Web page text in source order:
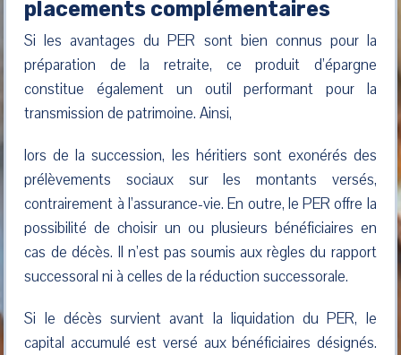
placements complémentaires
Si les avantages du PER sont bien connus pour la
préparation de la retraite, ce produit d’épargne
constitue également un outil performant pour la
transmission de patrimoine. Ainsi,
lors de la succession, les héritiers sont exonérés des
prélèvements sociaux sur les montants versés,
contrairement à l’assurance-vie. En outre, le PER offre la
possibilité de choisir un ou plusieurs bénéficiaires en
cas de décès. Il n’est pas soumis aux règles du rapport
successoral ni à celles de la réduction successorale.
Si le décès survient avant la liquidation du PER, le
capital accumulé est versé aux bénéficiaires désignés.